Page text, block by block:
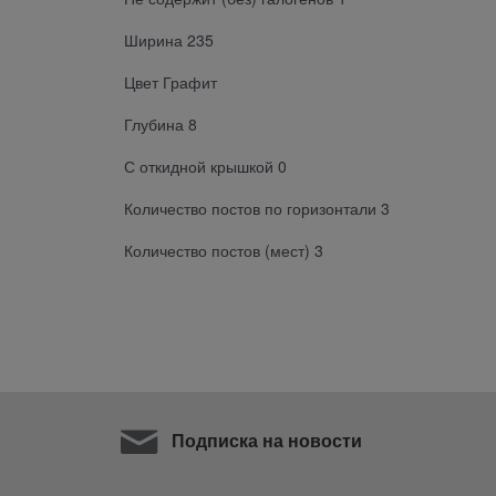
Ширина 235
Цвет Графит
Глубина 8
С откидной крышкой 0
Количество постов по горизонтали 3
Количество постов (мест) 3
Подписка на новости